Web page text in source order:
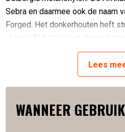
Sebra en daarmee ook de naam
Forged. Het donkerhouten heft
chique. En het is juist deze
gehamerde lemmet en het
van deze serie echt iets
Sebra Forged haal je een stoere
messenserie in huis die gezien
SPECIFICATIES
Lees
WANNEER